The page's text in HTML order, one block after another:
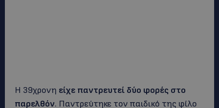
Η 39χρονη είχε παντρευτεί δύο φορές στο
παρελθόν. Παντρεύτηκε τον παιδικό της φίλο